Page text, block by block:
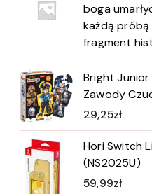
boga
każdą
fragment
Bright Junior
Zawody
29,25zł
Hori Switch
(NS2025U)
59,99zł